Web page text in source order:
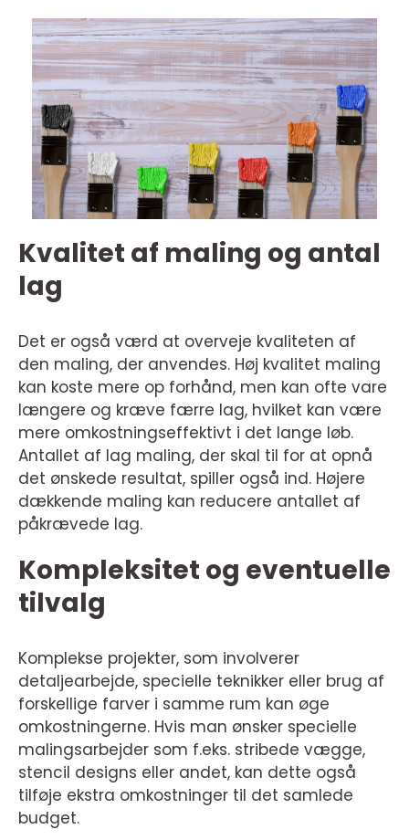
Kvalitet af maling og antal
lag
Det er også værd at overveje kvaliteten af
den maling, der anvendes. Høj kvalitet maling
kan koste mere op forhånd, men kan ofte vare
længere og kræve færre lag, hvilket kan være
mere omkostningseffektivt i det lange løb.
Antallet af lag maling, der skal til for at opnå
det ønskede resultat, spiller også ind. Højere
dækkende maling kan reducere antallet af
påkrævede lag.
Kompleksitet og eventuelle
tilvalg
Komplekse projekter, som involverer
detaljearbejde, specielle teknikker eller brug af
forskellige farver i samme rum kan øge
omkostningerne. Hvis man ønsker specielle
malingsarbejder som f.eks. stribede vægge,
stencil designs eller andet, kan dette også
tilføje ekstra omkostninger til det samlede
budget.